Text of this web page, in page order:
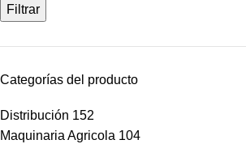
Filtrar
Categorías del producto
Distribución 152
Maquinaria Agricola 104